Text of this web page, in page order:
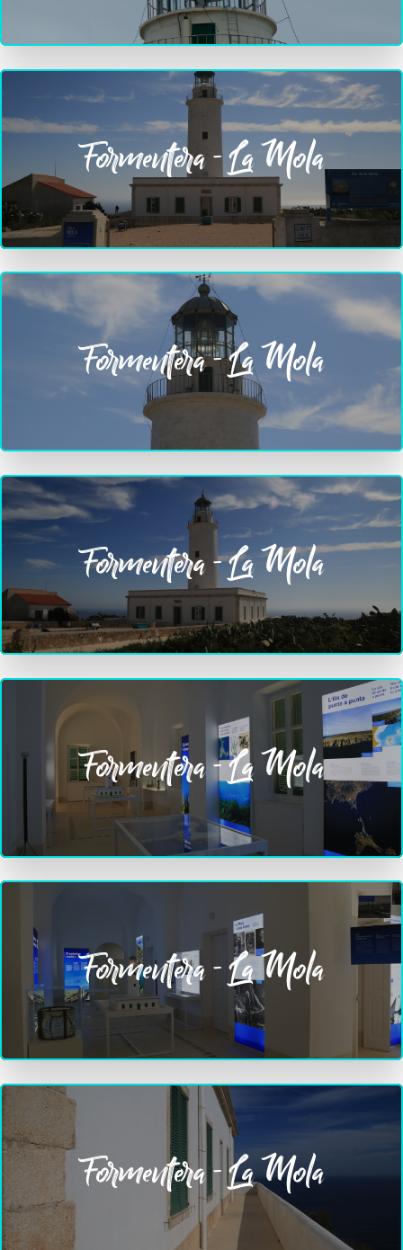
Formentera - La Mola
Formentera - La Mola
Formentera - La Mola
Formentera - La Mola
Formentera - La Mola
Formentera - La Mola